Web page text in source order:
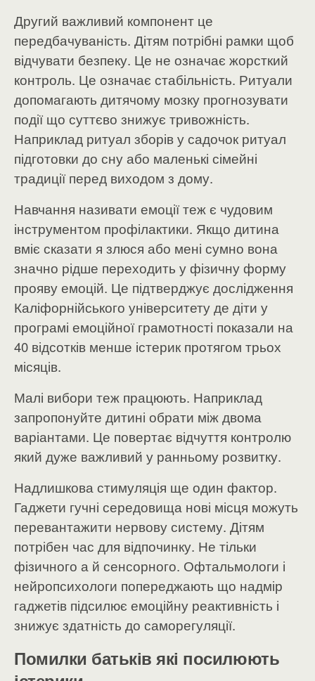
Другий важливий компонент це
передбачуваність. Дітям потрібні рамки щоб
відчувати безпеку. Це не означає жорсткий
контроль. Це означає стабільність. Ритуали
допомагають дитячому мозку прогнозувати
події що суттєво знижує тривожність.
Наприклад ритуал зборів у садочок ритуал
підготовки до сну або маленькі сімейні
традиції перед виходом з дому.
Навчання називати емоції теж є чудовим
інструментом профілактики. Якщо дитина
вміє сказати я злюся або мені сумно вона
значно рідше переходить у фізичну форму
прояву емоцій. Це підтверджує дослідження
Каліфорнійського університету де діти у
програмі емоційної грамотності показали на
40 відсотків менше істерик протягом трьох
місяців.
Малі вибори теж працюють. Наприклад
запропонуйте дитині обрати між двома
варіантами. Це повертає відчуття контролю
який дуже важливий у ранньому розвитку.
Надлишкова стимуляція ще один фактор.
Гаджети гучні середовища нові місця можуть
перевантажити нервову систему. Дітям
потрібен час для відпочинку. Не тільки
фізичного а й сенсорного. Офтальмологи і
нейропсихологи попереджають що надмір
гаджетів підсилює емоційну реактивність і
знижує здатність до саморегуляції.
Помилки батьків які посилюють